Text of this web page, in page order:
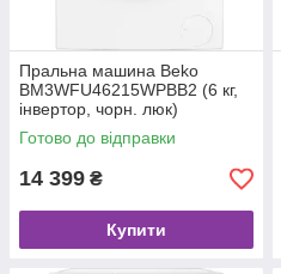
Пральна машина Beko
BM3WFU46215WPBB2 (6 кг,
інвертор, чорн. люк)
Готово до відправки
14 399 ₴
Купити